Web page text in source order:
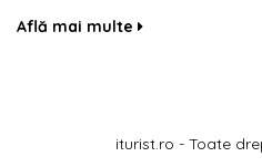
Află mai multe
iturist.ro - Toate